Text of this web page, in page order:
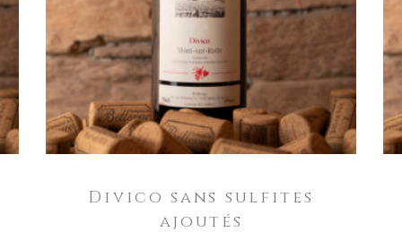
IN DEN WARENKORB
Divico sans sulfites
ajoutés